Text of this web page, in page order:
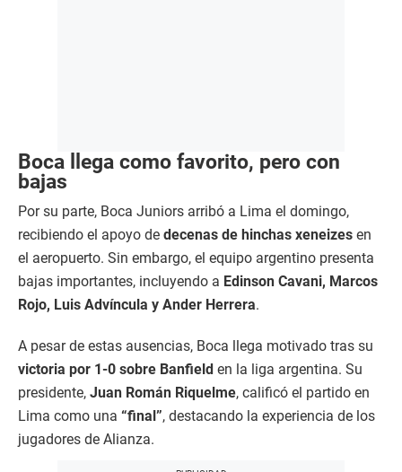
Boca llega como favorito, pero con
bajas
Por su parte, Boca Juniors arribó a Lima el domingo,
recibiendo el apoyo de decenas de hinchas xeneizes en
el aeropuerto. Sin embargo, el equipo argentino presenta
bajas importantes, incluyendo a Edinson Cavani, Marcos
Rojo, Luis Advíncula y Ander Herrera.
A pesar de estas ausencias, Boca llega motivado tras su
victoria por 1-0 sobre Banfield en la liga argentina. Su
presidente, Juan Román Riquelme, calificó el partido en
Lima como una “final”, destacando la experiencia de los
jugadores de Alianza.